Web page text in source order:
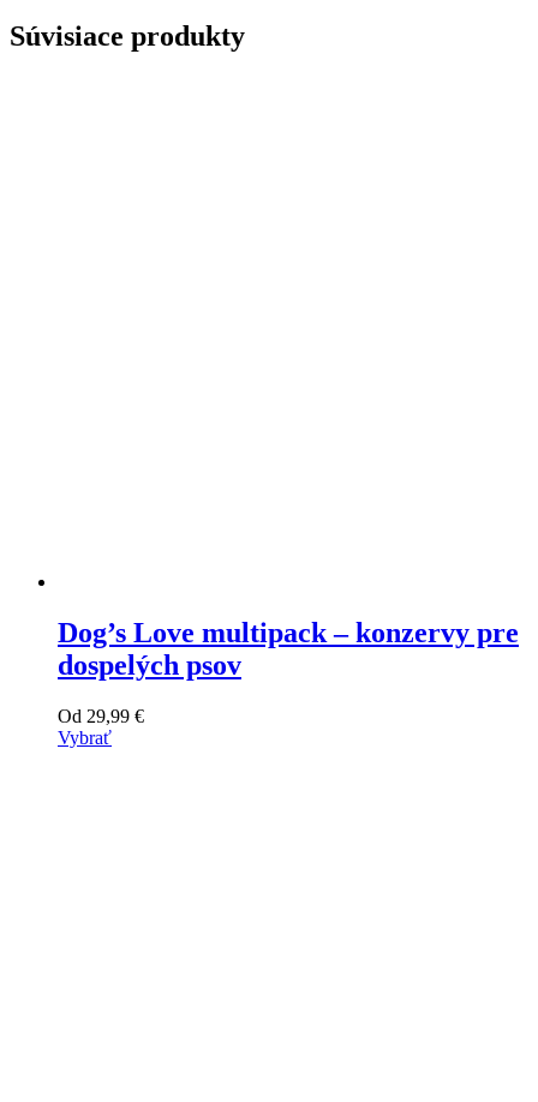
Súvisiace produkty
Dog’s Love multipack – konzervy pre
dospelých psov
Od 29,99 €
Vybrať